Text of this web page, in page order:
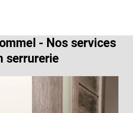
- Nos services
serrurerie